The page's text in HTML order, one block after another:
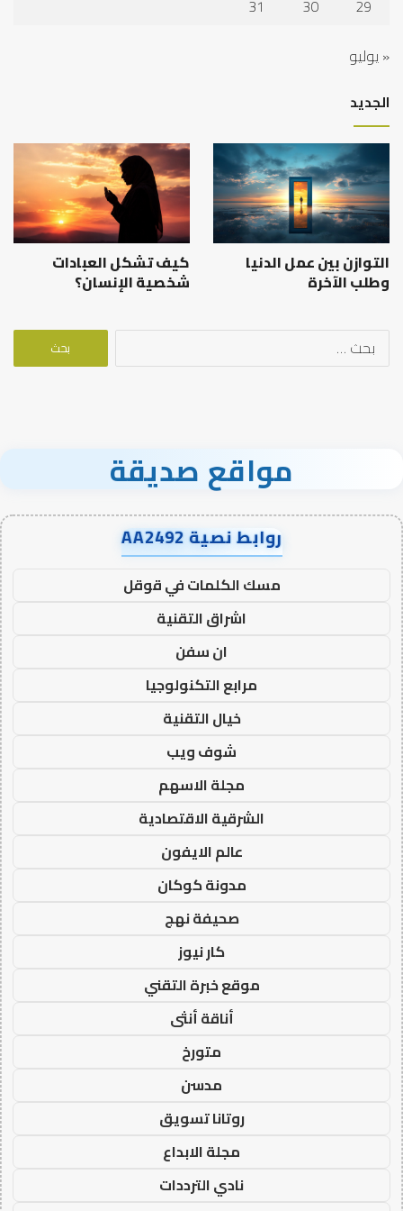
29
30
31
« يوليو
الجديد
التوازن بين عمل الدنيا
وطلب الآخرة
كيف تشكل العبادات
شخصية الإنسان؟
البحث
مواقع صديقة
روابط نصية AA2492
مسك الكلمات في قوقل
اشراق التقنية
ان سفن
مرابع التكنولوجيا
خيال التقنية
شوف ويب
مجلة الاسهم
الشرقية الاقتصادية
عالم الايفون
مدونة كوكان
صحيفة نهج
كار نيوز
موقع خبرة التقني
أناقة أنثى
متورخ
مدسن
روتانا تسويق
مجلة الابداع
نادي الترددات